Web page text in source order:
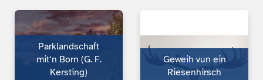
Parklandschaft
mit‘n Born (G. F.
Kersting)
Geweih vun ein
Riesenhirsch